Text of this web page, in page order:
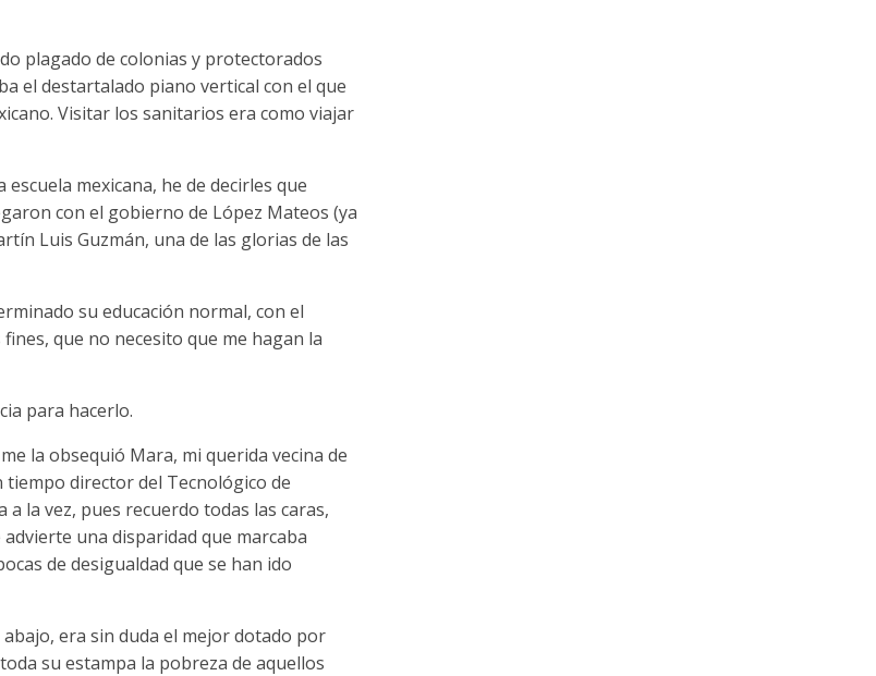
plagado de colonias y protectorados
el destartalado piano vertical con el que
Visitar los sanitarios era como viajar
mexicana, he de decirles que
con el gobierno de López Mateos (ya
Luis Guzmán, una de las glorias de las
su educación normal, con el
que no necesito que me hagan la
para hacerlo.
la obsequió Mara, mi querida vecina de
director del Tecnológico de
la vez, pues recuerdo todas las caras,
una disparidad que marcaba
de desigualdad que se han ido
era sin duda el mejor dotado por
su estampa la pobreza de aquellos